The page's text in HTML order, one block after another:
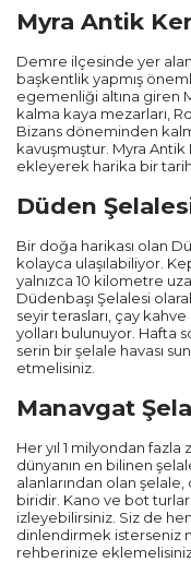
Myra Antik
Demre ilçesinde yer
başkentlik yapmış
egemenliği altına giren
kalma kaya mezarları,
Bizans döneminden
kavuşmuştur. Myra
ekleyerek harika bir tarih
Düden
Bir doğa harikası olan
kolayca ulaşılabiliyor.
yalnızca 10 kilometre
Düdenbaşı Şelalesi
seyir terasları, çay
yolları bulunuyor. Hafta
serin bir şelale havası
etmelisiniz.
Manavgat
Her yıl 1 milyondan
dünyanın en bilinen
alanlarından olan
biridir. Kano ve bot
izleyebilirsiniz. Siz de
dinlendirmek isterseniz
rehberinize
Diğer Şehirler